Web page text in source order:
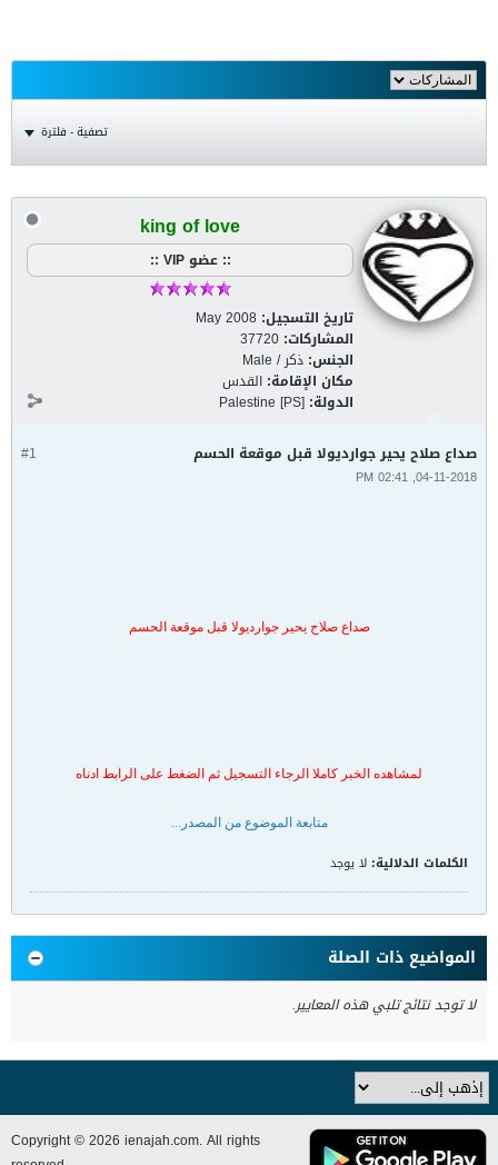
تصفية - فلترة
king of love
:: عضو VIP ::
تاريخ التسجيل: May 2008
المشاركات: 37720
الجنس: ذكر / Male
مكان الإقامة: القدس
الدولة: Palestine [PS]
#1 صداع صلاح يحير جوارديولا قبل موقعة الحسم
04-11-2018, 02:41 PM
صداع صلاح يحير جوارديولا قبل موقعة الحسم
لمشاهده الخبر كاملا الرجاء التسجيل ثم الضغط على الرابط ادناه
متابعة الموضوع من المصدر...
الكلمات الدلالية: لا يوجد
المواضيع ذات الصلة
لا توجد نتائج تلبي هذه المعايير.
Copyright © 2026 ienajah.com. All rights